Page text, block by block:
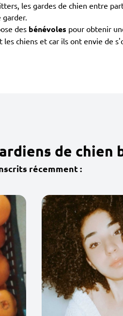
les gardes de chien entre
des bénévoles pour obtenir
chiens et car ils ont envie de
de
récemment :